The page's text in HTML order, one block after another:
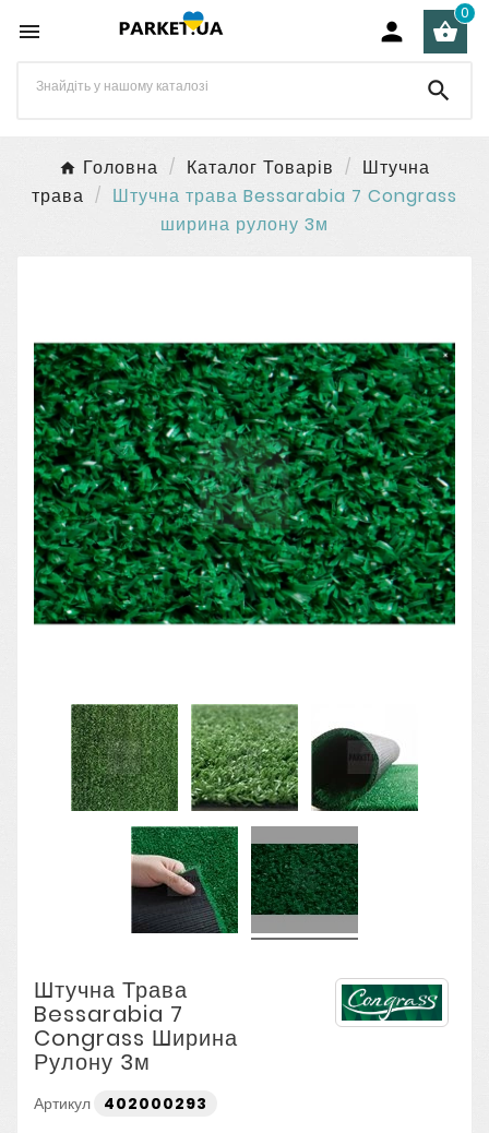
  
0

Головна Каталог Товарів
Штучна
трава
Штучна трава Bessarabia 7 Congrass
ширина рулону 3м
Штучна Трава
Bessarabia 7
Congrass Ширина
Рулону 3м
Артикул 402000293